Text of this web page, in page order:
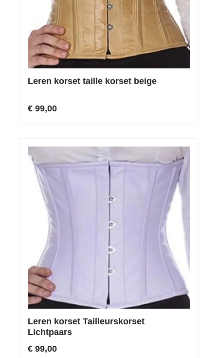
Leren korset taille korset beige
€ 99,00
Leren korset Tailleurskorset
Lichtpaars
€ 99,00